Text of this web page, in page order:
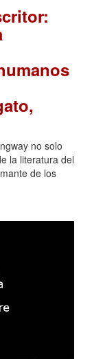
no solo
la literatura del
de los